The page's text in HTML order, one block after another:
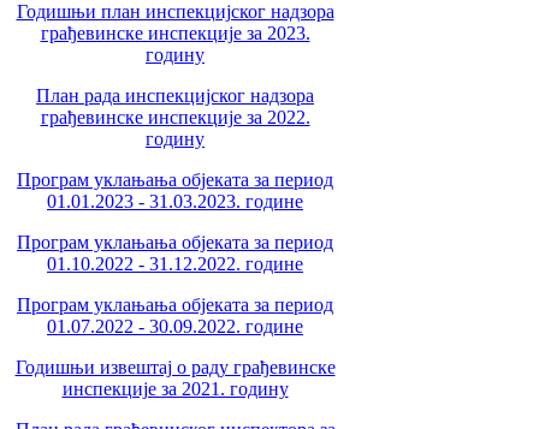
Годишњи план инспекцијског надзора
грађевинске инспекције за 2023.
годину
План рада инспекцијског надзора
грађевинске инспекције за 2022.
годину
Програм уклањања објеката за период
01.01.2023 - 31.03.2023. године
Програм уклањања објеката за период
01.10.2022 - 31.12.2022. године
Програм уклањања објеката за период
01.07.2022 - 30.09.2022. године
Годишњи извештај о раду грађевинске
инспекције за 2021. годину